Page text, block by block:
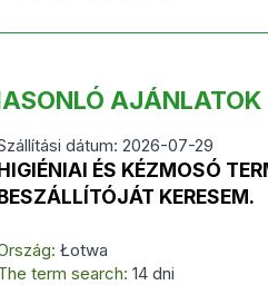
AJÁNLATOK
dátum: 2026-07-29
ÉS KÉZMOSÓ
KERESEM.
Łotwa
term search:14 dni